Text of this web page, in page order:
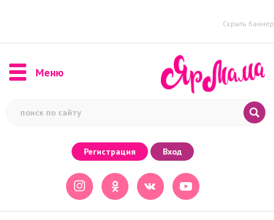
Скрыть баннер
Меню
Регистрация Вход